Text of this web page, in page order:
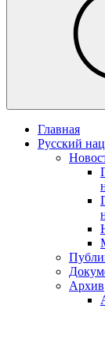
Главная
Русский
Архив